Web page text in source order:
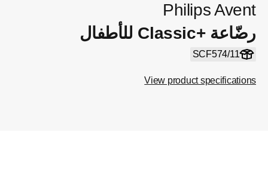
Philips Avent
رضّاعة Classic+‎ للأطفال
SCF574/11
View product specifications